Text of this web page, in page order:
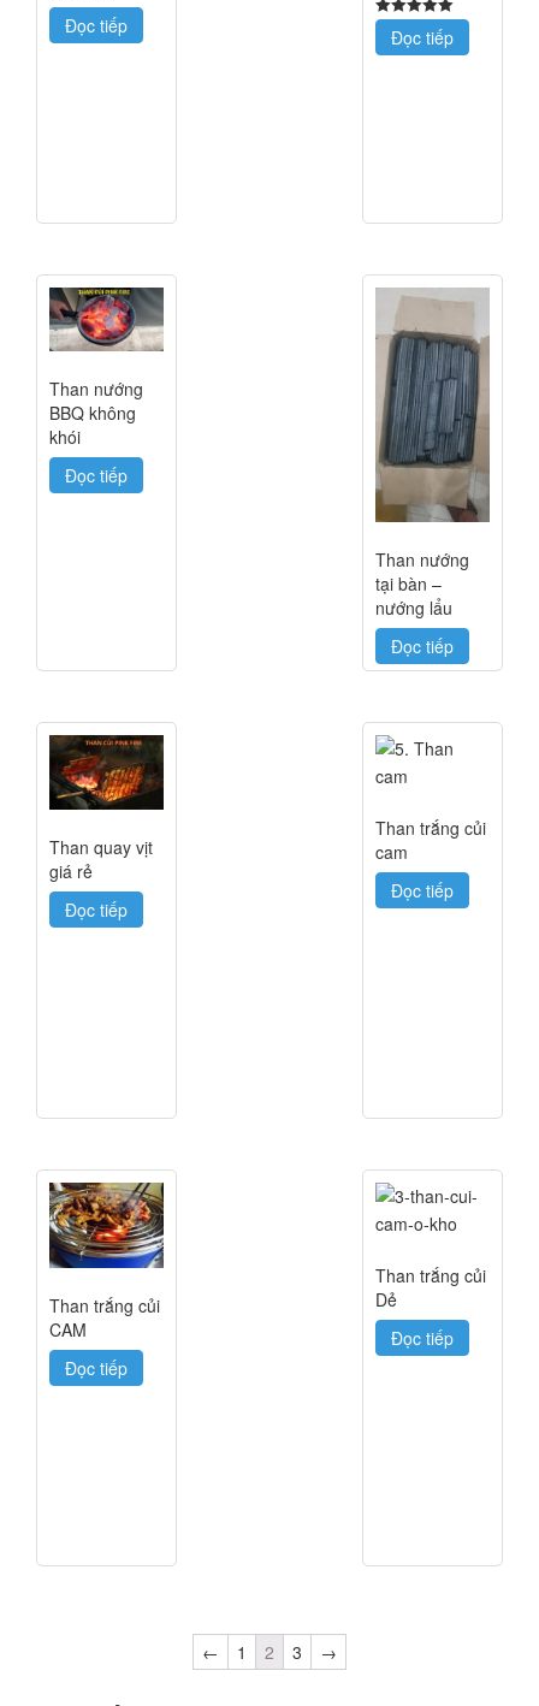
Đọc tiếp
5
trên 5
Đọc tiếp
Than nướng
BBQ không
khói
Đọc tiếp
Than nướng
tại bàn –
nướng lẩu
Đọc tiếp
Than quay vịt
giá rẻ
Đọc tiếp
Than trắng củi
cam
Đọc tiếp
Than trắng củi
CAM
Đọc tiếp
Than trắng củi
Dẻ
Đọc tiếp
← 1 2 3 →